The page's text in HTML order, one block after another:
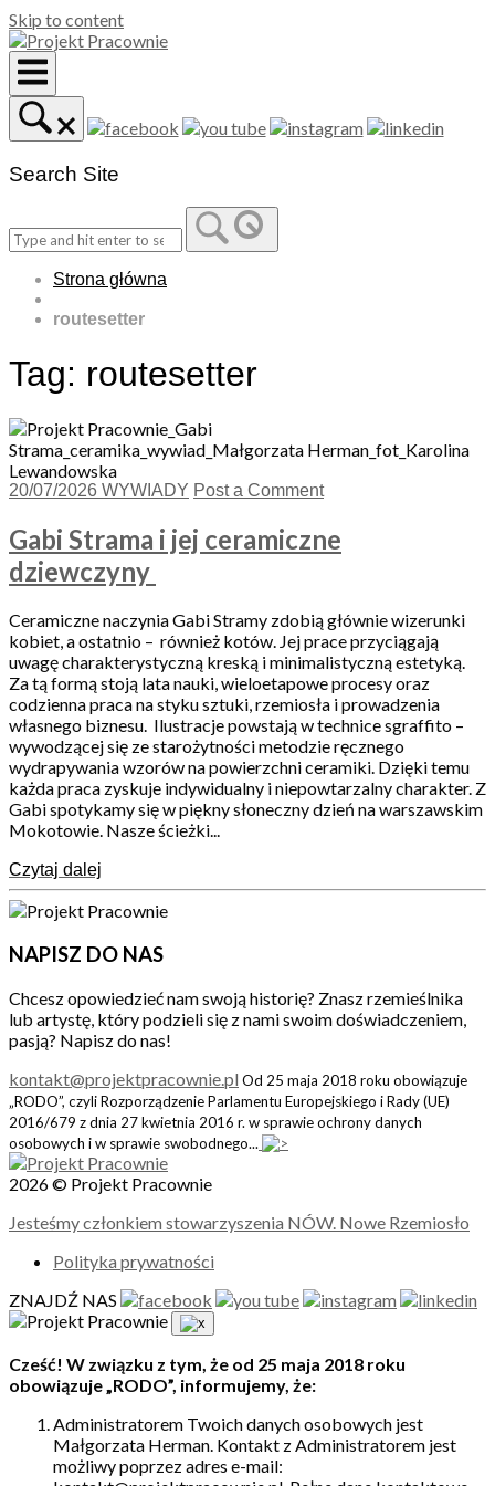
Skip to content
Search Site
Strona główna
routesetter
Tag: routesetter
20/07/2026 WYWIADY Post a Comment
Gabi Strama i jej ceramiczne
dziewczyny
Ceramiczne naczynia Gabi Stramy zdobią głównie wizerunki
kobiet, a ostatnio – również kotów. Jej prace przyciągają
uwagę charakterystyczną kreską i minimalistyczną estetyką.
Za tą formą stoją lata nauki, wieloetapowe procesy oraz
codzienna praca na styku sztuki, rzemiosła i prowadzenia
własnego biznesu. Ilustracje powstają w technice sgraffito –
wywodzącej się ze starożytności metodzie ręcznego
wydrapywania wzorów na powierzchni ceramiki. Dzięki temu
każda praca zyskuje indywidualny i niepowtarzalny charakter. Z
Gabi spotykamy się w piękny słoneczny dzień na warszawskim
Mokotowie. Nasze ścieżki...
Czytaj dalej
NAPISZ DO NAS
Chcesz opowiedzieć nam swoją historię? Znasz rzemieślnika
lub artystę, który podzieli się z nami swoim doświadczeniem,
pasją? Napisz do nas!
kontakt@projektpracownie.pl Od 25 maja 2018 roku obowiązuje
„RODO”, czyli Rozporządzenie Parlamentu Europejskiego i Rady (UE)
2016/679 z dnia 27 kwietnia 2016 r. w sprawie ochrony danych
osobowych i w sprawie swobodnego...
2026 © Projekt Pracownie
Jesteśmy członkiem stowarzyszenia NÓW. Nowe Rzemiosło
Polityka prywatności
ZNAJDŹ NAS
Cześć! W związku z tym, że od 25 maja 2018 roku
obowiązuje „RODO”, informujemy, że:
Administratorem Twoich danych osobowych jest
Małgorzata Herman. Kontakt z Administratorem jest
możliwy poprzez adres e-mail: